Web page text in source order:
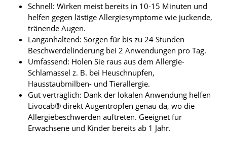
Schnell: Wirken meist bereits in 10-15 Minuten und
helfen gegen lästige Allergiesymptome wie juckende,
tränende Augen.
Langanhaltend: Sorgen für bis zu 24 Stunden
Beschwerdelinderung bei 2 Anwendungen pro Tag.
Umfassend: Holen Sie raus aus dem Allergie-
Schlamassel z. B. bei Heuschnupfen,
Hausstaubmilben- und Tierallergie.
Gut verträglich: Dank der lokalen Anwendung helfen
Livocab® direkt Augentropfen genau da, wo die
Allergiebeschwerden auftreten. Geeignet für
Erwachsene und Kinder bereits ab 1 Jahr.